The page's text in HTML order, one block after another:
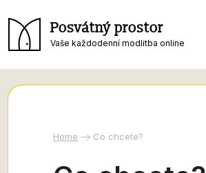
Posvátný prostor
Vaše každodenní modlitba online
Home Co chcete?